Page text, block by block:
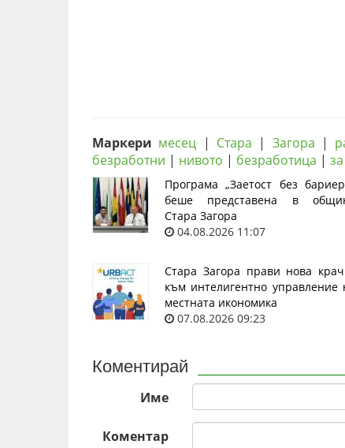
Маркери месец | Стара | Загора |
безработни | нивото | безработица |
Програма „Заетост без
беше представена в
Стара Загора
04.08.2026 11:07
Стара Загора прави нова
към интелигентно управление
местната икономика
07.08.2026 09:23
Коментирай
Име
Коментар